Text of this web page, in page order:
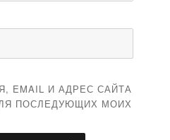
EMAIL И АДРЕС САЙТА
ПОСЛЕДУЮЩИХ МОИХ